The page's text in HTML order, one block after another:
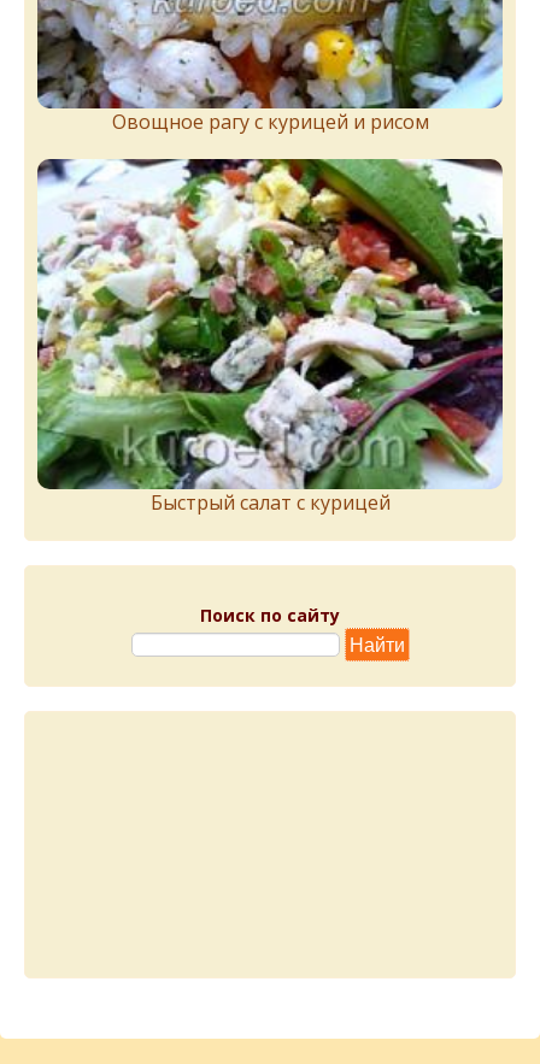
Овощное рагу с курицей и рисом
Быстрый салат с курицей
Поиск по сайту